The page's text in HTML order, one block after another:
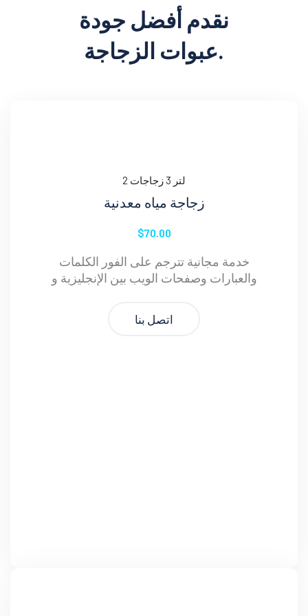
نقدم أفضل جودة
عبوات الزجاجة.
2 لتر 3 زجاجات
زجاجة مياه معدنية
$70.00
خدمة مجانية تترجم على الفور الكلمات
والعبارات وصفحات الويب بين الإنجليزية و
اتصل بنا